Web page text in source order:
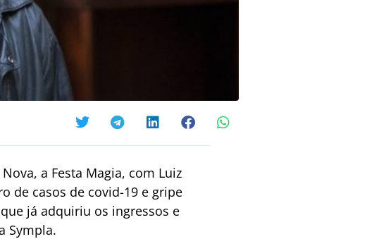
a Festa Magia, com Luiz
de casos de covid-19 e gripe
já adquiriu os ingressos e
Sympla.